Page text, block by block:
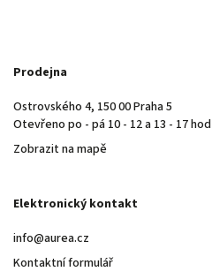
Prodejna
Ostrovského 4, 150 00 Praha 5
Otevřeno po - pá 10 - 12 a 13 - 17 hod
Zobrazit na mapě
Elektronický kontakt
info@aurea.cz
Kontaktní formulář